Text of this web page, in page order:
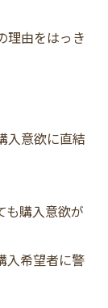
理由をはっき
入意欲に直結
も購入意欲が
入希望者に警